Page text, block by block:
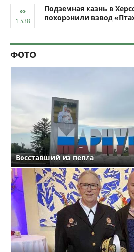
Подземная казнь в
похоронили взвод
ФОТО
Восставший из пепла